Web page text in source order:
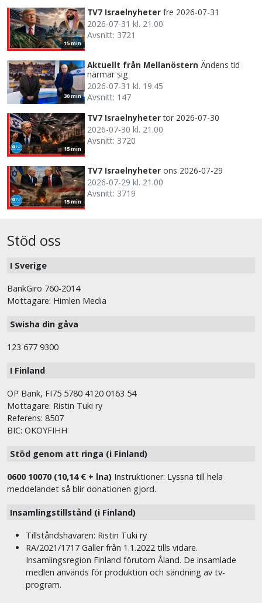
15 min
TV7 Israelnyheter fre 2026-07-31
2026-07-31 kl. 21.00
Avsnitt: 3721
30 min
Aktuellt från Mellanöstern Ändens tid
närmar sig
2026-07-31 kl. 19.45
Avsnitt: 147
15 min
TV7 Israelnyheter tor 2026-07-30
2026-07-30 kl. 21.00
Avsnitt: 3720
15 min
TV7 Israelnyheter ons 2026-07-29
2026-07-29 kl. 21.00
Avsnitt: 3719
Stöd oss
I Sverige
BankGiro 760-2014
Mottagare: Himlen Media
Swisha din gåva
123 677 9300
I Finland
OP Bank, FI75 5780 4120 0163 54
Mottagare: Ristin Tuki ry
Referens: 8507
BIC: OKOYFIHH
Stöd genom att ringa (i Finland)
0600 10070 (10,14 € + lna) Instruktioner: Lyssna till hela
meddelandet så blir donationen gjord.
Insamlingstillstånd (i Finland)
Tillståndshavaren: Ristin Tuki ry
RA/2021/1717 Gäller från 1.1.2022 tills vidare.
Insamlingsregion Finland förutom Åland. De insamlade
medlen används för produktion och sändning av tv-
program.